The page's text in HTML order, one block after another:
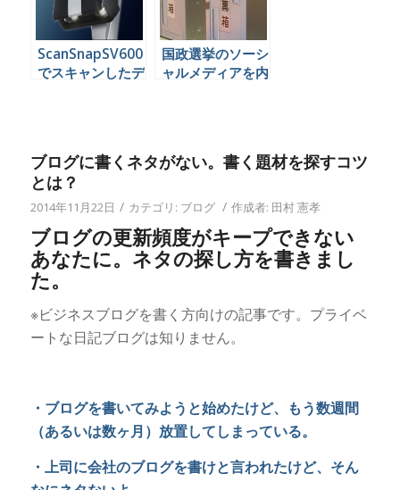
ScanSnapSV600
でスキャンしたデ
国政選挙のソーシ
ャルメディアを内
ブログに書くネタがない。書く題材を探すコツ
とは？
2014年11月22日 / カテゴリ: ブログ / 作成者: 田村 憲孝
ブログの更新頻度がキープできない
あなたに。ネタの探し方を書きまし
た。
※ビジネスブログを書く方向けの記事です。プライベ
ートな日記ブログは知りません。
・ブログを書いてみようと始めたけど、もう数週間
（あるいは数ヶ月）放置してしまっている。
・上司に会社のブログを書けと言われたけど、そん